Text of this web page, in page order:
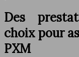
Des
choix pour
PXM